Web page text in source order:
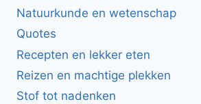
Natuurkunde en wetenschap
Quotes
Recepten en lekker eten
Reizen en machtige plekken
Stof tot nadenken